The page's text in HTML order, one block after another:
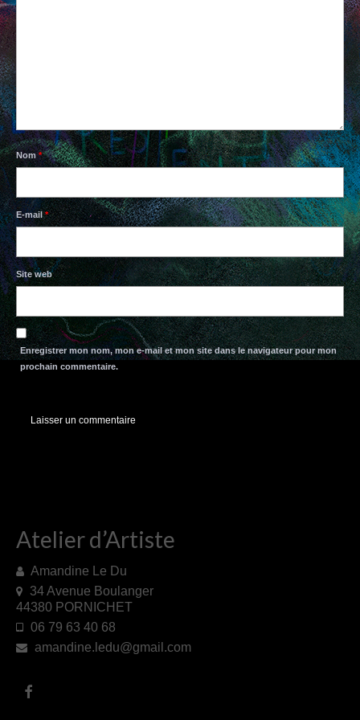
Nom*
E-mail*
Site web
Enregistrer mon nom, mon e-mail et mon site dans le navigateur pour mon
prochain commentaire.
Atelier d’Artiste
Amandine Le Du
34 Avenue Boulanger
44380 PORNICHET
06 79 63 40 68
amandine.ledu@gmail.com